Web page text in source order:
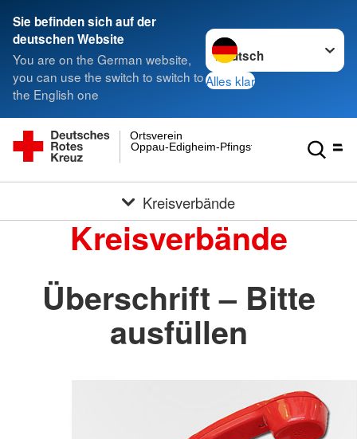
Sie befinden sich auf der
deutschen Website
You are on the German website,
you can use the switch to switch to
the English one
Sprache wechseln zu
Alles klar
Oppau-Edigheim-Pfingstweide e.V.
Ortsverein
Kreisverbände
Kreisverbände
Überschrift – Bitte
ausfüllen